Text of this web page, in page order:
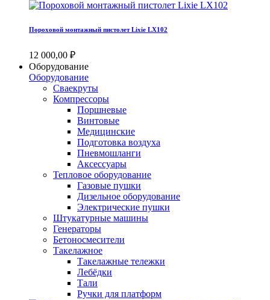
Пороховой монтажный пистолет Lixie LX102
12 000,00 ₽
Оборудование
Оборудование
Сваекруты
Компрессоры
Поршневые
Винтовые
Медицинские
Подготовка воздуха
Пневмошланги
Аксессуары
Тепловое оборудование
Газовые пушки
Дизельное оборудование
Электрические пушки
Штукатурные машины
Генераторы
Бетоносмесители
Такелажное
Такелажные тележки
Лебёдки
Тали
Ручки для платформ